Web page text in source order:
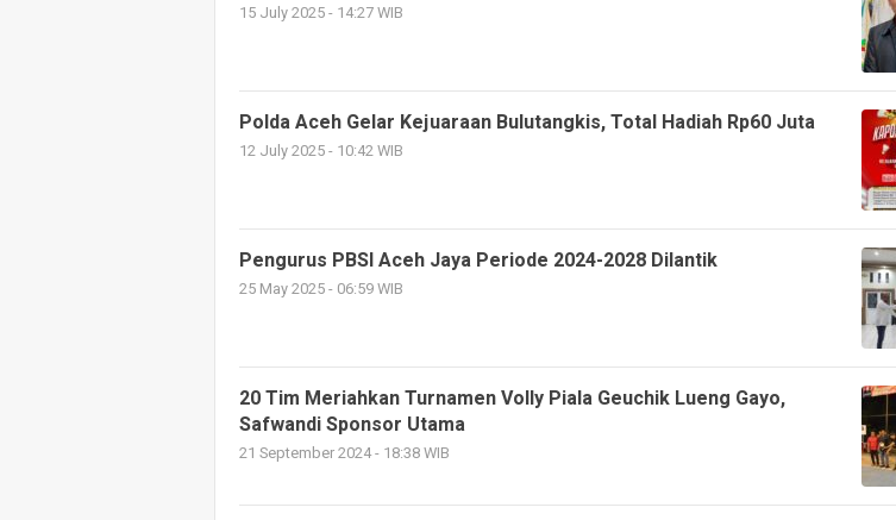
15 July 2025 - 14:27 WIB
Polda Aceh Gelar Kejuaraan Bulutangkis, Total Hadiah Rp60 Juta
12 July 2025 - 10:42 WIB
Pengurus PBSI Aceh Jaya Periode 2024-2028 Dilantik
25 May 2025 - 06:59 WIB
20 Tim Meriahkan Turnamen Volly Piala Geuchik Lueng Gayo,
Safwandi Sponsor Utama
21 September 2024 - 18:38 WIB